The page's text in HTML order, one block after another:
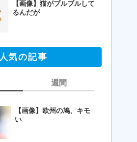
【画像】猫がブルブルして
るんだが
人気の記事
【画像】欧州の鳩、キモ
い
週間
【画像】欧州の鳩、キモ